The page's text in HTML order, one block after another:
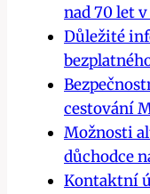
nad 70 let
Důležité
cestování
Možnosti
důchodce
Kontaktní